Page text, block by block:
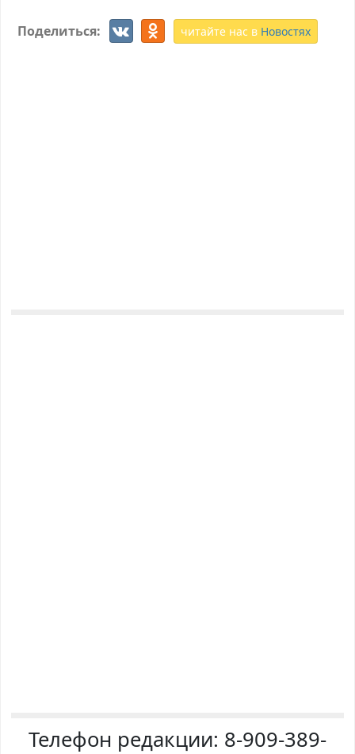
Поделиться: читайте нас в Новостях
Телефон редакции: 8-909-389-